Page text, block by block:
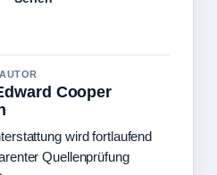
Cooper
wird fortlaufend
Quellenprüfung